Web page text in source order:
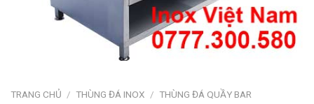
TRANG CHỦ / THÙNG ĐÁ INOX / THÙNG ĐÁ QUẦY BAR